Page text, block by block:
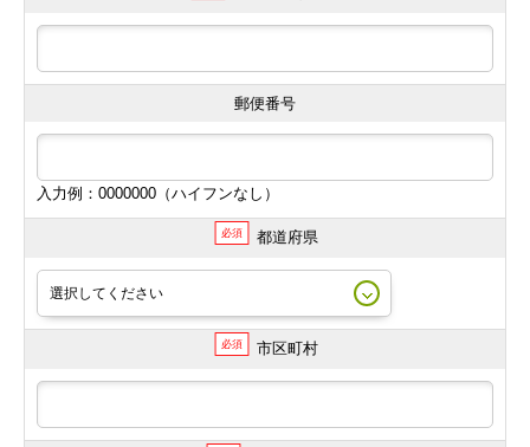
郵便番号
入力例：0000000（ハイフンなし）
必須 都道府県
必須 市区町村